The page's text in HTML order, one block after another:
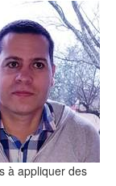
à appliquer des